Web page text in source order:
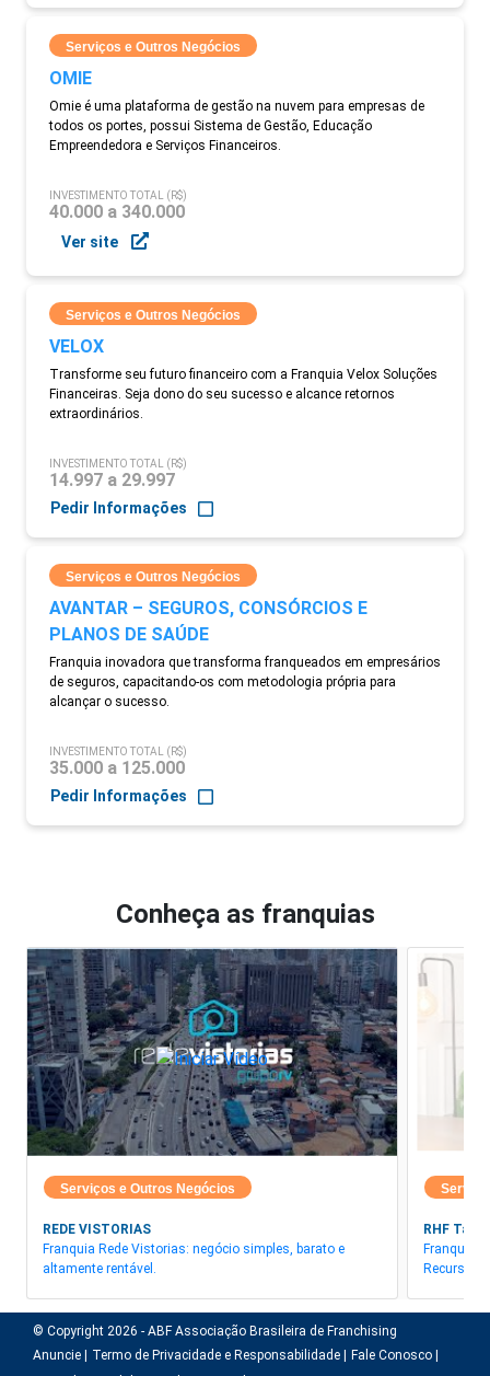
Serviços e Outros Negócios
OMIE
Omie é uma plataforma de gestão na nuvem para empresas de
todos os portes, possui Sistema de Gestão, Educação
Empreendedora e Serviços Financeiros.
INVESTIMENTO TOTAL (R$)
40.000 a 340.000
Ver site
Serviços e Outros Negócios
VELOX
Transforme seu futuro financeiro com a Franquia Velox Soluções
Financeiras. Seja dono do seu sucesso e alcance retornos
extraordinários.
INVESTIMENTO TOTAL (R$)
14.997 a 29.997
Pedir Informações
Serviços e Outros Negócios
AVANTAR – SEGUROS, CONSÓRCIOS E
PLANOS DE SAÚDE
Franquia inovadora que transforma franqueados em empresários
de seguros, capacitando-os com metodologia própria para
alcançar o sucesso.
INVESTIMENTO TOTAL (R$)
35.000 a 125.000
Pedir Informações
Conheça as franquias
Serviços e Outros Negócios
REDE VISTORIAS
Franquia Rede Vistorias: negócio simples, barato e
altamente rentável.
RHF
Franquia
Recursos
© Copyright 2026 - ABF Associação Brasileira de Franchising
Anuncie |
Termo de Privacidade e Responsabilidade |
Fale Conosco |